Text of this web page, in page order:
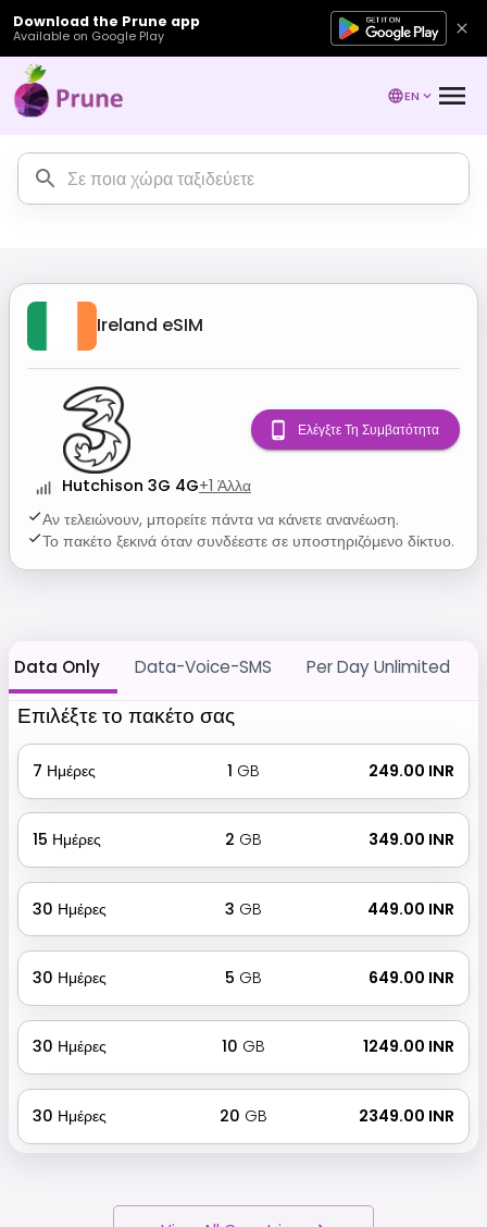
Download the Prune app
Available on Google Play
EN
Ireland eSIM
Hutchison 3G 4G+1 Άλλα
Αν τελειώνουν, μπορείτε πάντα να κάνετε ανανέωση.
Το πακέτο ξεκινά όταν συνδέεστε σε υποστηριζόμενο δίκτυο.
Ελέγξτε Τη Συμβατότητα
Data Only Data-Voice-SMS Per Day Unlimited
Επιλέξτε το πακέτο σας
7 Ημέρες 1 GB ₹ 249.00 INR
15 Ημέρες 2 GB ₹ 349.00 INR
30 Ημέρες 3 GB ₹ 449.00 INR
30 Ημέρες 5 GB ₹ 649.00 INR
30 Ημέρες 10 GB ₹ 1249.00 INR
30 Ημέρες 20 GB ₹ 2349.00 INR